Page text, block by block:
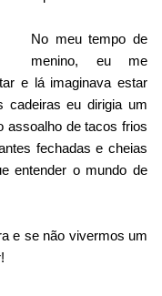
No meu tempo de
menino, eu me
e lá imaginava estar
cadeiras eu dirigia um
assoalho de tacos frios
fechadas e cheias
entender o mundo de
e se não vivermos um